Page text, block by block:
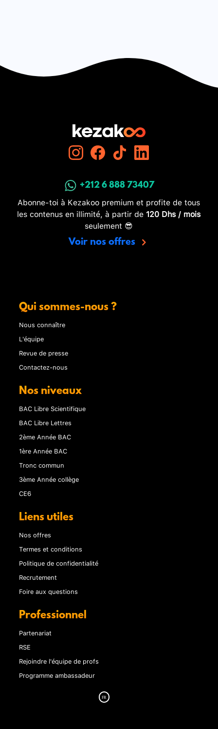
+212 6 888 73407
Abonne-toi à Kezakoo premium et profite de tous
les contenus en illimité, à partir de 120 Dhs / mois
seulement 😎
Voir nos offres
Qui sommes-nous ?
Nous connaître
L'équipe
Revue de presse
Contactez-nous
Nos niveaux
BAC Libre Scientifique
BAC Libre Lettres
2ème Année BAC
1ère Année BAC
Tronc commun
3ème Année collège
CE6
Liens utiles
Nos offres
Termes et conditions
Politique de confidentialité
Recrutement
Foire aux questions
Professionnel
Partenariat
RSE
Rejoindre l'équipe de profs
Programme ambassadeur